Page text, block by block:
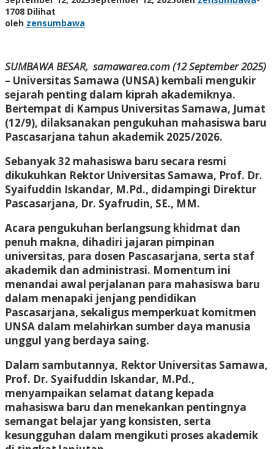
1708 Dilihat
oleh zensumbawa
SUMBAWA BESAR, samawarea.com (12 September 2025)
– Universitas Samawa (UNSA) kembali mengukir
sejarah penting dalam kiprah akademiknya.
Bertempat di Kampus Universitas Samawa, Jumat
(12/9), dilaksanakan pengukuhan mahasiswa baru
Pascasarjana tahun akademik 2025/2026.
Sebanyak 32 mahasiswa baru secara resmi
dikukuhkan Rektor Universitas Samawa, Prof. Dr.
Syaifuddin Iskandar, M.Pd., didampingi Direktur
Pascasarjana, Dr. Syafrudin, SE., MM.
Acara pengukuhan berlangsung khidmat dan
penuh makna, dihadiri jajaran pimpinan
universitas, para dosen Pascasarjana, serta staf
akademik dan administrasi. Momentum ini
menandai awal perjalanan para mahasiswa baru
dalam menapaki jenjang pendidikan
Pascasarjana, sekaligus memperkuat komitmen
UNSA dalam melahirkan sumber daya manusia
unggul yang berdaya saing.
Dalam sambutannya, Rektor Universitas Samawa,
Prof. Dr. Syaifuddin Iskandar, M.Pd.,
menyampaikan selamat datang kepada
mahasiswa baru dan menekankan pentingnya
semangat belajar yang konsisten, serta
kesungguhan dalam mengikuti proses akademik